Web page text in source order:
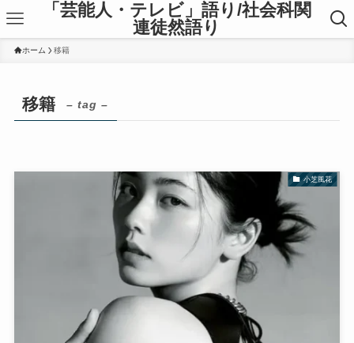
「芸能人・テレビ」語り/社会科関
連徒然語り
ホーム 移籍
移籍 – tag –
小芝風花